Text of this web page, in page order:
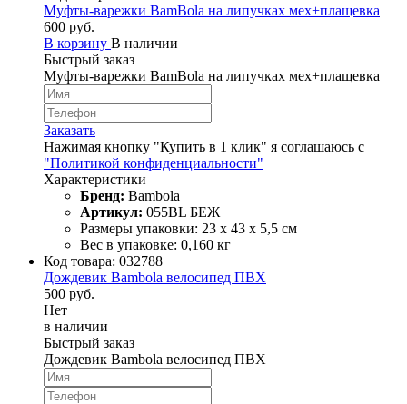
Муфты-варежки BamBola на липучках мех+плащевка
600 руб.
В корзину В наличии
Быстрый заказ
Муфты-варежки BamBola на липучках мех+плащевка
Заказать
Нажимая кнопку "Купить в 1 клик" я соглашаюсь с
"Политикой конфиденциальности"
Характеристики
Бренд: Bambola
Артикул: 055BL БЕЖ
Размеры упаковки: 23 х 43 х 5,5 см
Вес в упаковке: 0,160 кг
Код товара: 032788
Дождевик Bambola велосипед ПВХ
500 руб.
Нет
в наличии
Быстрый заказ
Дождевик Bambola велосипед ПВХ